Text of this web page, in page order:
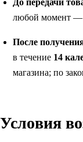
любой момент —
После
в течение 14
магазина; по
Условия